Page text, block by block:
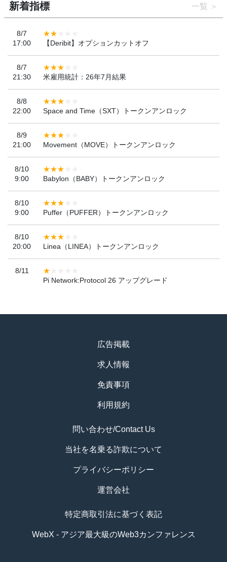
新着指標 一覧
8/7
17:00
【Deribit】オプションカットオフ
8/7
21:30
米雇用統計：26年7月結果
8/8
22:00
Space and Time（SXT）トークンアンロック
8/9
21:00
Movement（MOVE）トークンアンロック
8/10
9:00
Babylon（BABY）トークンアンロック
8/10
9:00
Puffer（PUFFER）トークンアンロック
8/10
20:00
Linea（LINEA）トークンアンロック
8/11
Pi Network:Protocol 26 アップグレード
広告掲載
求人情報
免責事項
利用規約
問い合わせ/Contact Us
当社を名乗る詐欺について
プライバシーポリシー
運営会社
特定商取引法に基づく表記
WebX - アジア最大級のWeb3カンファレンス